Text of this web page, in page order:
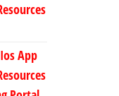
App